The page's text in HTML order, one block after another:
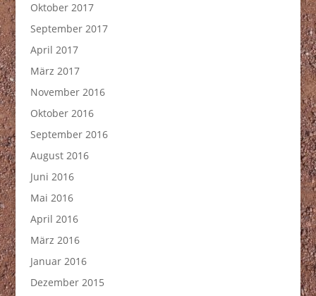
Oktober 2017
September 2017
April 2017
März 2017
November 2016
Oktober 2016
September 2016
August 2016
Juni 2016
Mai 2016
April 2016
März 2016
Januar 2016
Dezember 2015